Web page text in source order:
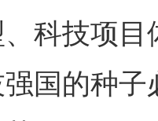
科技项
国的种